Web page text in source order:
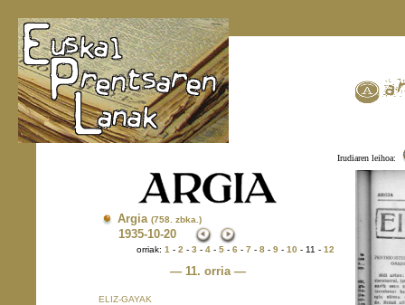
Irudiaren leihoa:
Argia (758. zbka.)
1935-10-20
orriak: 1 - 2 - 3 - 4- 5- 6 - 7 - 8- 9- 10 - 11 - 12
— 11. orria —
ELIZ-GAYAK